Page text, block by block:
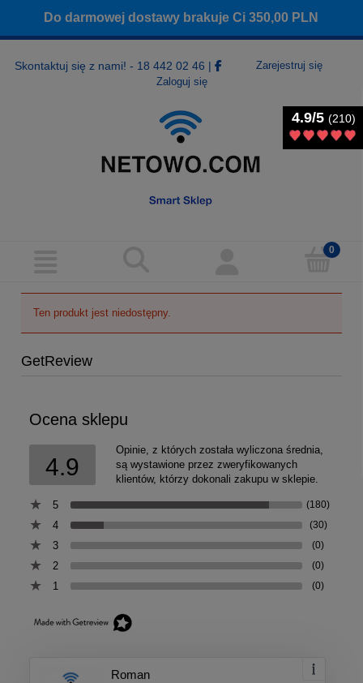
Do darmowej dostawy brakuje Ci350,00 PLN
Skontaktuj się z nami! - 18 442 02 46 |
Zarejestruj się
Zaloguj się
Ten produkt jest niedostępny.
GetReview
Ocena sklepu
4.9
Opinie, z których została wyliczona średnia,
są wystawione przez zweryfikowanych
klientów, którzy dokonali zakupu w sklepie.
5 (180)
4 (30)
3 (0)
2 (0)
1 (0)
Roman
4.9/5 (210)
4.9/5 (210)